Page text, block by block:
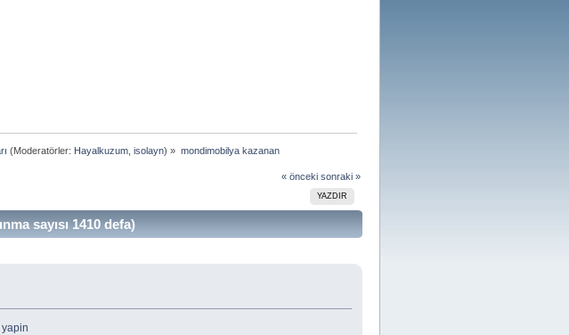
(Moderatörler: Hayalkuzum ,isolayn) » mondimobilya kazanan
« önceki sonraki »
YAZDIR
sayısı 1410 defa)